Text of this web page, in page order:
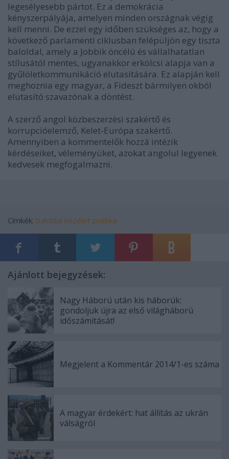
legesélyesebb pártot. Ez a demokrácia
kényszerpályája, amelyen minden országnak végig
kell menni. De ezzel egy időben szükséges az, hogy a
következő parlamenti ciklusban felépüljön egy tiszta
baloldal, amely a Jobbik öncélú és vállalhatatlan
stílusától mentes, ugyanakkor erkölcsi alapja van a
gyűlöletkommunikáció elutasítására. Ez alapján kell
meghoznia egy magyar, a Fideszt bármilyen okból
elutasító szavazónak a döntést.
A szerző angol közbeszerzési szakértő és
korrupcióelemző, Kelet-Európa szakértő.
Amennyiben a kommentelők hozzá intézik
kérdéseiket, véleményüket, azokat angolul legyenek
kedvesek megfogalmazni.
Címkék: baloldal közélet politika
Ajánlott bejegyzések:
Nagy Háború után kis háborúk:
gondoljuk újra az első világháború
időszámítását!
Megjelent a Kommentár 2014/1-es száma
A magyar érdekért: hat állítás az ukrán
válságról